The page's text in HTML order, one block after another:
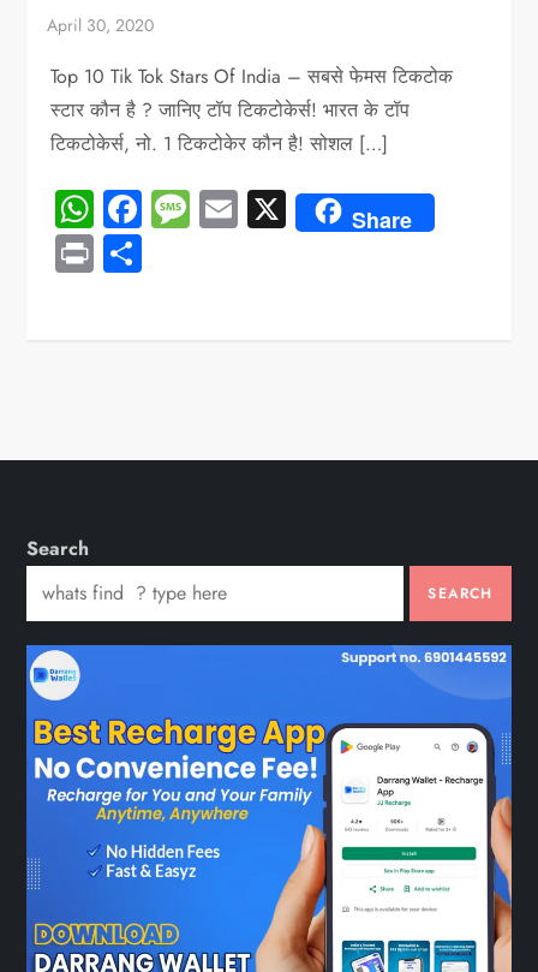
Top 10 Tik Tok Stars Of India – सबसे फेमस टिकटोक
स्टार कौन है ? जानिए टॉप टिकटोकेर्स! भारत के टॉप
टिकटोकेर्स, नो. 1 टिकटोकेर कौन है! सोशल […]
WhatsApp
Facebook
Message
Email
X Share
Print
Search
SEARCH